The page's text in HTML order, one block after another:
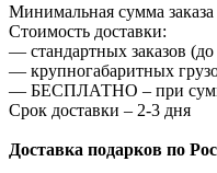
Минимальная сумма заказа
Стоимость доставки:
— стандартных заказов (до
— крупногабаритных
— БЕСПЛАТНО – при
Срок доставки – 2-3 дня
Доставка подарков по